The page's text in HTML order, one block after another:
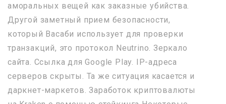
аморальных вещей как заказные убийства.
Другой заметный прием безопасности,
который Васаби использует для проверки
транзакций, это протокол Neutrino. Зеркало
сайта. Ссылка для Google Play. IP-адреса
серверов скрыты. Та же ситуация касается и
даркнет-маркетов. Заработок криптовалюты